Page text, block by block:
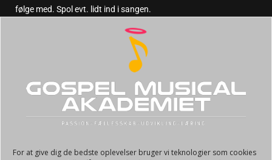
For at give dig de bedste oplevelser bruger vi teknologier som cookies
følge med. Spol evt. lidt ind i sangen.
– Sangen sætter fokus på taknemlighed. Prøv at nævne 10 ting,
og aktivere dette indhold